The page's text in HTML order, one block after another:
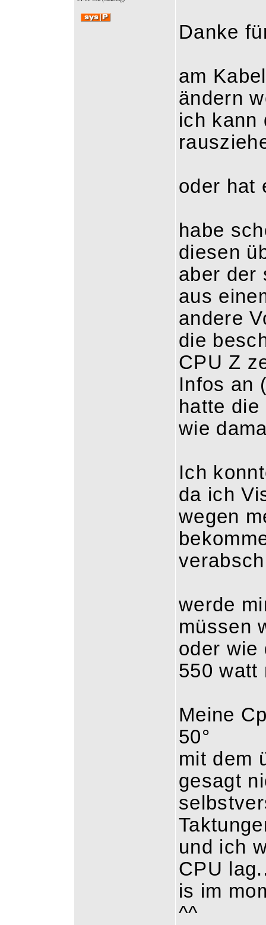
Danke
am
ändern
ich kann
oder hat
habe
diesen
aber der
aus
andere
die
CPU Z
Infos an
hatte
wie
Ich
da ich
wegen
werde
müssen
oder wie
550 watt
Meine
50°
mit dem
gesagt
und ich
CPU
is im
^^